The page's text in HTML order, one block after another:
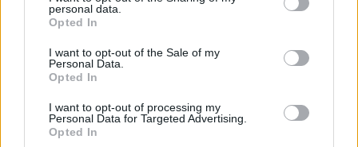
personal data.
Opted In
I want to opt-out of the Sale of my
Personal Data.
Opted In
I want to opt-out of processing my
Personal Data for Targeted Advertising.
Opted In
Portfolio.hu teljes cikkarchívum
kötéslistái